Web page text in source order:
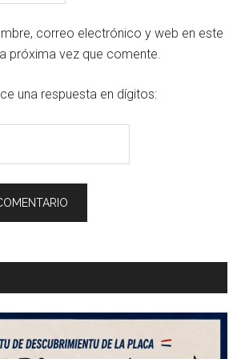
correo electrónico y web en este
próxima vez que comente.
una respuesta en dígitos: